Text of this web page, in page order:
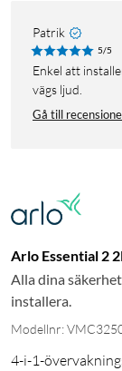
Patrik
5/5
Enkel att installera i appen och lätt att montera. Bra bild och 2
vägs ljud.
Gå till
Arlo Essential 2
Alla dina
installera.
Modellnr:
4-i-1-